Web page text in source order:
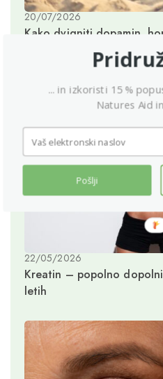
20/07/2026
Kako dvigniti dopamin,
22/05/2026
Kreatin – popolno
letih
... in izkoristi 15 %
Natures Aid
Pošlji